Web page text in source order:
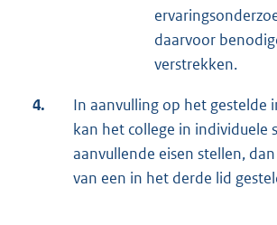
daarvoor
verstrekken.
4.
In aanvulling op het gestelde
kan het college in individuele
aanvullende eisen stellen,
van een in het derde lid